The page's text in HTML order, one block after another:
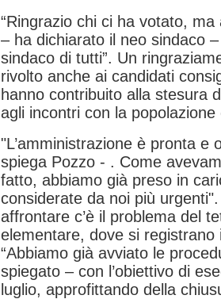
“Ringrazio chi ci ha votato,
– ha dichiarato il neo sindaco
sindaco di tutti”. Un
rivolto anche ai candidati
hanno contribuito alla stesura
agli incontri con la
"L’amministrazione è pronta e
spiega Pozzo - . Come
fatto, abbiamo già preso in
considerate da noi più
affrontare c’è il problema del
elementare, dove si registrano
“Abbiamo già avviato le
spiegato – con l’obiettivo di
luglio, approfittando della